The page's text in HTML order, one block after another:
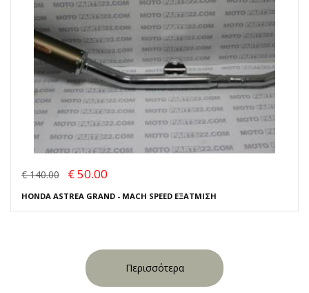
€ 140.00 € 50.00
HONDA ASTREA GRAND - MACH SPEED ΕΞΑΤΜΙΣΗ
Περισσότερα